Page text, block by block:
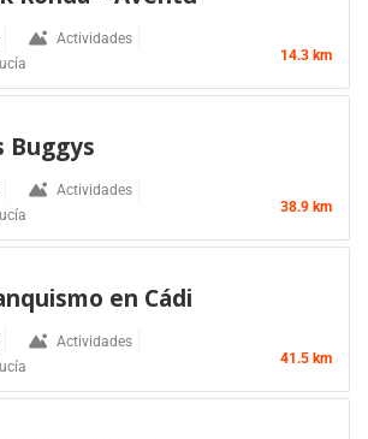
Actividades
14.3 km
Buggys
Actividades
38.9 km
en Cádi
Actividades
41.5 km